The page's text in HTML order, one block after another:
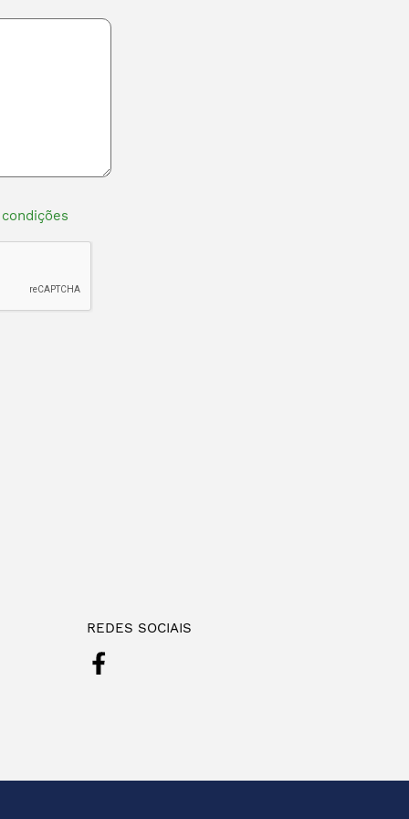
REDES SOCIAIS